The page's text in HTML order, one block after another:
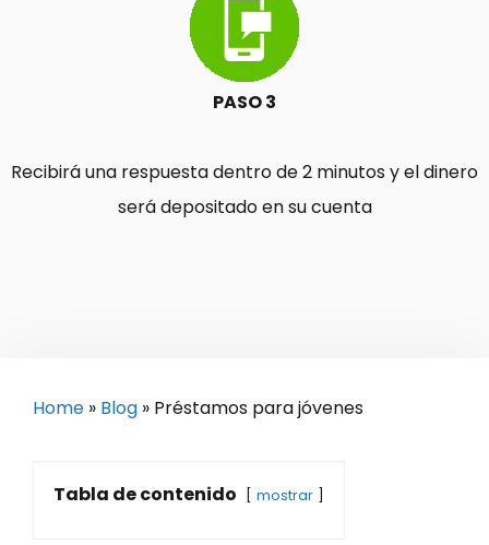
PASO 3
Recibirá una respuesta dentro de 2 minutos y el dinero
será depositado en su cuenta
Home » Blog » Préstamos para jóvenes
Tabla de contenido mostrar